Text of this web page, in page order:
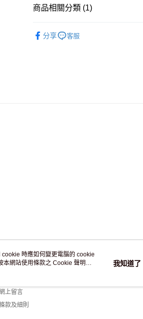
商品相關分類 (1)
分享
客服
戶服務
上留言
款及細則
時應如何變更電腦的 cookie
本網站使用條款之 Cookie 聲明使
我知道了